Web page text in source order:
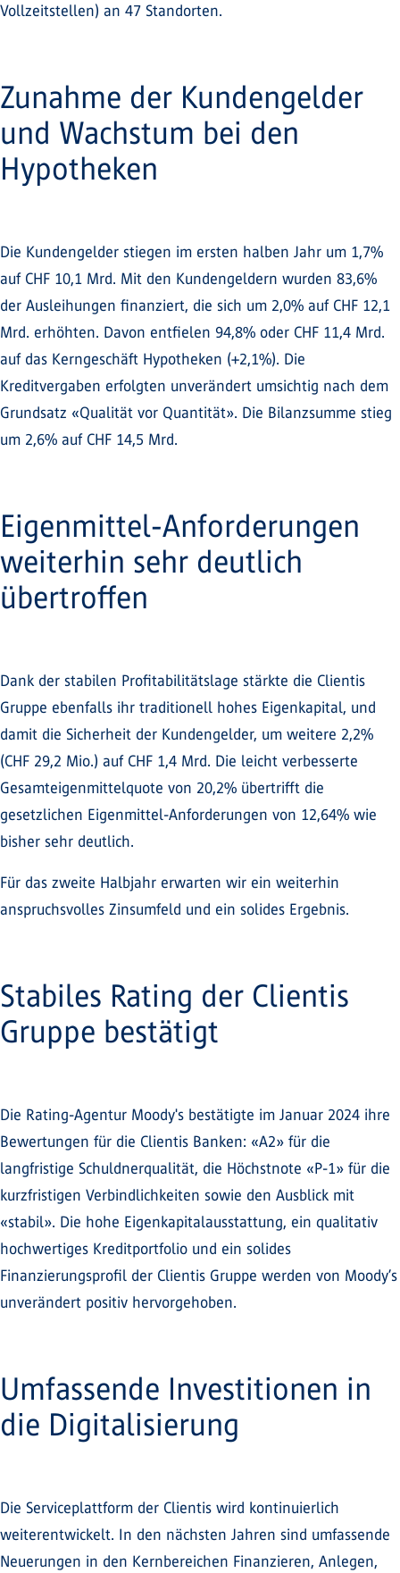
Vollzeitstellen) an 47 Standorten.
Zunahme der Kundengelder
und Wachstum bei den
Hypotheken
Die Kundengelder stiegen im ersten halben Jahr um 1,7%
auf CHF 10,1 Mrd. Mit den Kundengeldern wurden 83,6%
der Ausleihungen finanziert, die sich um 2,0% auf CHF 12,1
Mrd. erhöhten. Davon entfielen 94,8% oder CHF 11,4 Mrd.
auf das Kerngeschäft Hypotheken (+2,1%). Die
Kreditvergaben erfolgten unverändert umsichtig nach dem
Grundsatz «Qualität vor Quantität». Die Bilanzsumme stieg
um 2,6% auf CHF 14,5 Mrd.
Eigenmittel-Anforderungen
weiterhin sehr deutlich
übertroffen
Dank der stabilen Profitabilitätslage stärkte die Clientis
Gruppe ebenfalls ihr traditionell hohes Eigenkapital, und
damit die Sicherheit der Kundengelder, um weitere 2,2%
(CHF 29,2 Mio.) auf CHF 1,4 Mrd. Die leicht verbesserte
Gesamteigenmittelquote von 20,2% übertrifft die
gesetzlichen Eigenmittel-Anforderungen von 12,64% wie
bisher sehr deutlich.
Für das zweite Halbjahr erwarten wir ein weiterhin
anspruchsvolles Zinsumfeld und ein solides Ergebnis.
Stabiles Rating der Clientis
Gruppe bestätigt
Die Rating-Agentur Moody's bestätigte im Januar 2024 ihre
Bewertungen für die Clientis Banken: «A2» für die
langfristige Schuldnerqualität, die Höchstnote «P-1» für die
kurzfristigen Verbindlichkeiten sowie den Ausblick mit
«stabil». Die hohe Eigenkapitalausstattung, ein qualitativ
hochwertiges Kreditportfolio und ein solides
Finanzierungsprofil der Clientis Gruppe werden von Moody’s
unverändert positiv hervorgehoben.
Umfassende Investitionen in
die Digitalisierung
Die Serviceplattform der Clientis wird kontinuierlich
weiterentwickelt. In den nächsten Jahren sind umfassende
Neuerungen in den Kernbereichen Finanzieren, Anlegen,